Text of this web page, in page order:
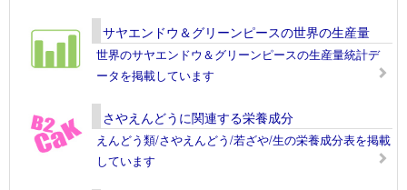
サヤエンドウ＆グリーンピースの世界の生産量
世界のサヤエンドウ＆グリーンピースの生産量統計デ
ータを掲載しています
さやえんどうに関連する栄養成分
えんどう類/さやえんどう/若ざや/生の栄養成分表を掲載
しています